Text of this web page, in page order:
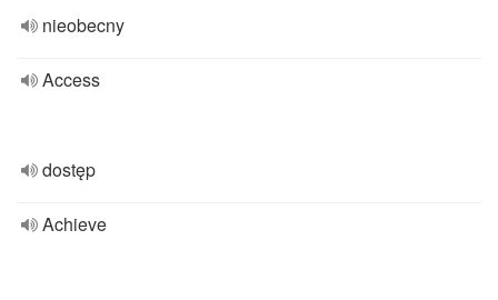
nieobecny
Access
dostęp
Achieve